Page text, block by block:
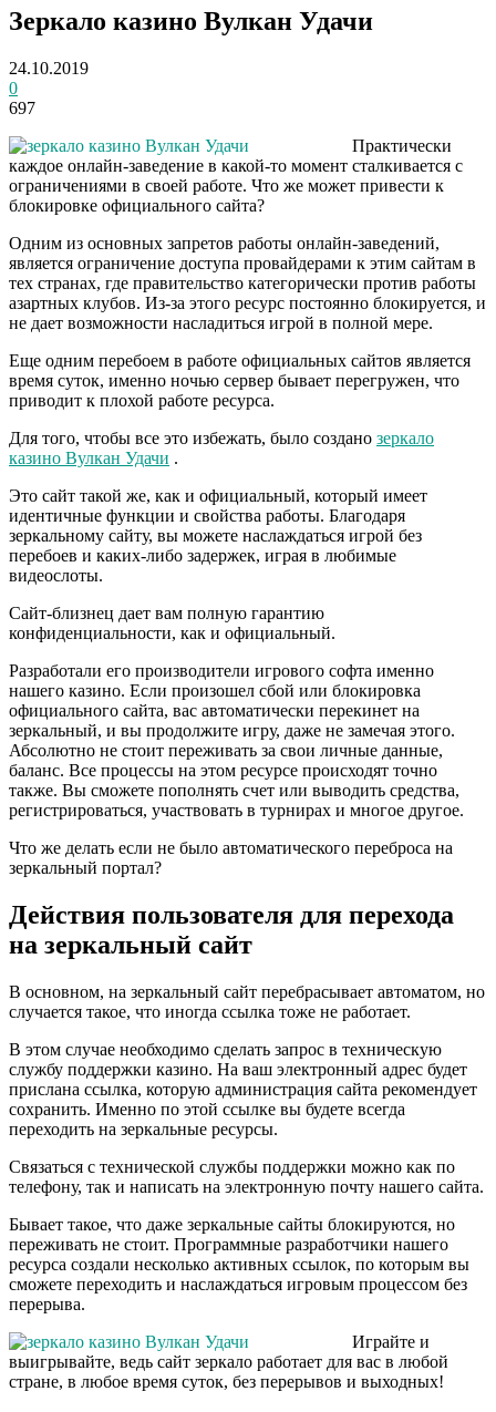
Зеркало казино Вулкан Удачи
24.10.2019
0
697
Практически
каждое онлайн-заведение в какой-то момент сталкивается с
ограничениями в своей работе. Что же может привести к
блокировке официального сайта?
Одним из основных запретов работы онлайн-заведений,
является ограничение доступа провайдерами к этим сайтам в
тех странах, где правительство категорически против работы
азартных клубов. Из-за этого ресурс постоянно блокируется, и
не дает возможности насладиться игрой в полной мере.
Еще одним перебоем в работе официальных сайтов является
время суток, именно ночью сервер бывает перегружен, что
приводит к плохой работе ресурса.
Для того, чтобы все это избежать, было создано зеркало
казино Вулкан Удачи .
Это сайт такой же, как и официальный, который имеет
идентичные функции и свойства работы. Благодаря
зеркальному сайту, вы можете наслаждаться игрой без
перебоев и каких-либо задержек, играя в любимые
видеослоты.
Сайт-близнец дает вам полную гарантию
конфиденциальности, как и официальный.
Разработали его производители игрового софта именно
нашего казино. Если произошел сбой или блокировка
официального сайта, вас автоматически перекинет на
зеркальный, и вы продолжите игру, даже не замечая этого.
Абсолютно не стоит переживать за свои личные данные,
баланс. Все процессы на этом ресурсе происходят точно
также. Вы сможете пополнять счет или выводить средства,
регистрироваться, участвовать в турнирах и многое другое.
Что же делать если не было автоматического переброса на
зеркальный портал?
Действия пользователя для перехода
на зеркальный сайт
В основном, на зеркальный сайт перебрасывает автоматом, но
случается такое, что иногда ссылка тоже не работает.
В этом случае необходимо сделать запрос в техническую
службу поддержки казино. На ваш электронный адрес будет
прислана ссылка, которую администрация сайта рекомендует
сохранить. Именно по этой ссылке вы будете всегда
переходить на зеркальные ресурсы.
Связаться с технической службы поддержки можно как по
телефону, так и написать на электронную почту нашего сайта.
Бывает такое, что даже зеркальные сайты блокируются, но
переживать не стоит. Программные разработчики нашего
ресурса создали несколько активных ссылок, по которым вы
сможете переходить и наслаждаться игровым процессом без
перерыва.
Играйте и
выигрывайте, ведь сайт зеркало работает для вас в любой
стране, в любое время суток, без перерывов и выходных!